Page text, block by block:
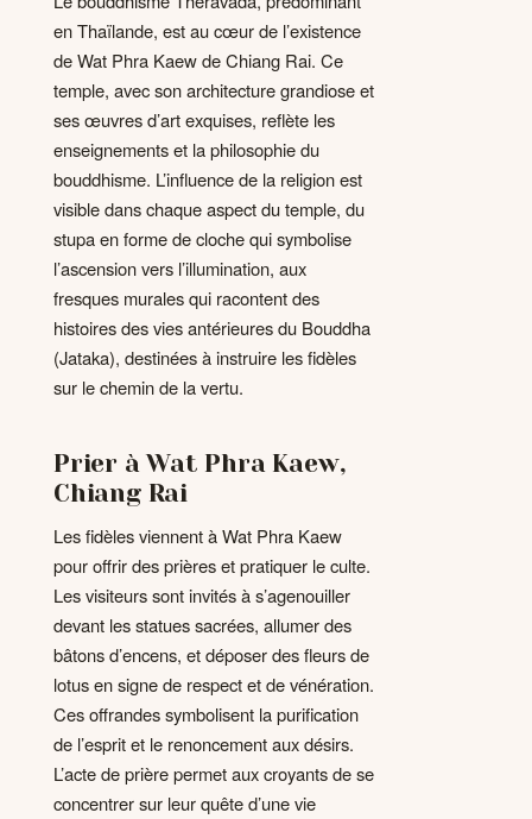
en Thaïlande, est au cœur de l’existence
de Wat Phra Kaew de Chiang Rai. Ce
temple, avec son architecture grandiose et
ses œuvres d’art exquises, reflète les
enseignements et la philosophie du
bouddhisme. L’influence de la religion est
visible dans chaque aspect du temple, du
stupa en forme de cloche qui symbolise
l’ascension vers l’illumination, aux
fresques murales qui racontent des
histoires des vies antérieures du Bouddha
(Jataka), destinées à instruire les fidèles
sur le chemin de la vertu.
Prier à Wat Phra Kaew,
Chiang Rai
Les fidèles viennent à Wat Phra Kaew
pour offrir des prières et pratiquer le culte.
Les visiteurs sont invités à s’agenouiller
devant les statues sacrées, allumer des
bâtons d’encens, et déposer des fleurs de
lotus en signe de respect et de vénération.
Ces offrandes symbolisent la purification
de l’esprit et le renoncement aux désirs.
L’acte de prière permet aux croyants de se
concentrer sur leur quête d’une vie